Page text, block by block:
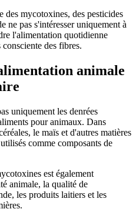
des mycotoxines, des pesticides
ne pas s'intéresser uniquement à
l'alimentation quotidienne
des fibres.
animale
uniquement les denrées
pour animaux. Dans
le maïs et d'autres matières
comme composants de
est également
animale, la qualité de
les produits laitiers et les